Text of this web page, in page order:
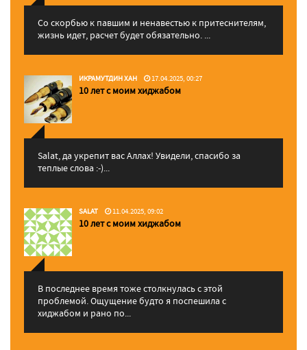
Со скорбью к павшим и ненавестью к притеснителям,
жизнь идет, расчет будет обязательно. ...
ИКРАМУТДИН ХАН 17.04.2025, 00:27
10 лет с моим хиджабом
Salat, да укрепит вас Аллаx! Увидели, спасибо за
теплые слова :-)...
SALAT 11.04.2025, 09:02
10 лет с моим хиджабом
В последнее время тоже столкнулась с этой
проблемой. Ощущение будто я поспешила с
хиджабом и рано по...